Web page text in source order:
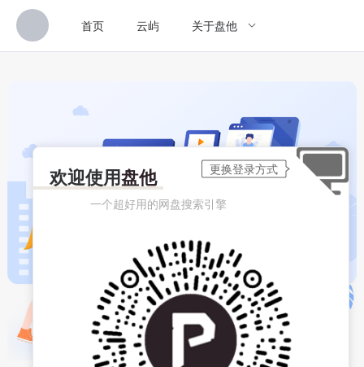
首页 云屿 关于盘他
欢迎使用盘他
一个超好用的网盘搜索引擎